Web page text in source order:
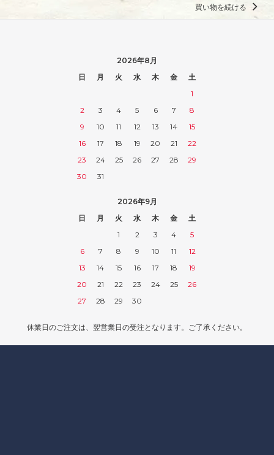
買い物を続ける
2026年8月
日
月 火 水 木 金
土
1
2
3 4 5 6 7
8
9
10 11 12 13 14
15
16
17 18 19 20 21
22
23
24 25 26 27 28
29
30
31
2026年9月
日
月 火 水 木 金
土
1
2 3 4
5
6
7 8 9 10 11
12
13
14 15 16 17 18
19
20
21 22 23 24 25
26
27
28 29 30
休業日のご注文は、翌営業日の受注となります。ご了承ください。